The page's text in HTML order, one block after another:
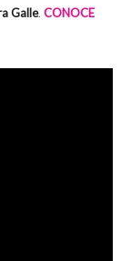
Galle. CONOCE